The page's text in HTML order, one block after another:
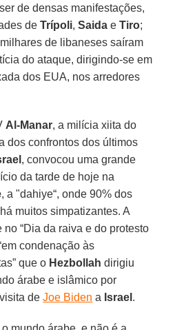
de densas manifestações,
deTrípoli,Saida eTiro;
de libaneses saíram
do ataque, dirigindo-se em
dos EUA, nos arredores
Al-Manar, a milícia xiita do
dos confrontos dos últimos
, convocou uma grande
da tarde de hoje na
, a "dahiye“, onde 90% dos
muitos simpatizantes. A
“Dia da raiva e do protesto
condenação às
que o Hezbollah dirigiu
árabe e islâmico por
deJoe Biden a Israel .